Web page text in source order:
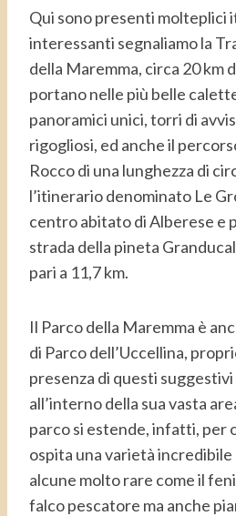
Qui sono presenti molteplici
interessanti segnaliamo la
della Maremma, circa 20 km
portano nelle più belle
panoramici unici, torri di
rigogliosi, ed anche il
Rocco di una lunghezza di
l’itinerario denominato Le
centro abitato di Alberese e
strada della pineta
pari a 11,7 km.
Il Parco della Maremma è
di Parco dell’Uccellina,
presenza di questi
all’interno della sua vasta
parco si estende, infatti, per
ospita una varietà incredibile
alcune molto rare come il
falco pescatore ma anche